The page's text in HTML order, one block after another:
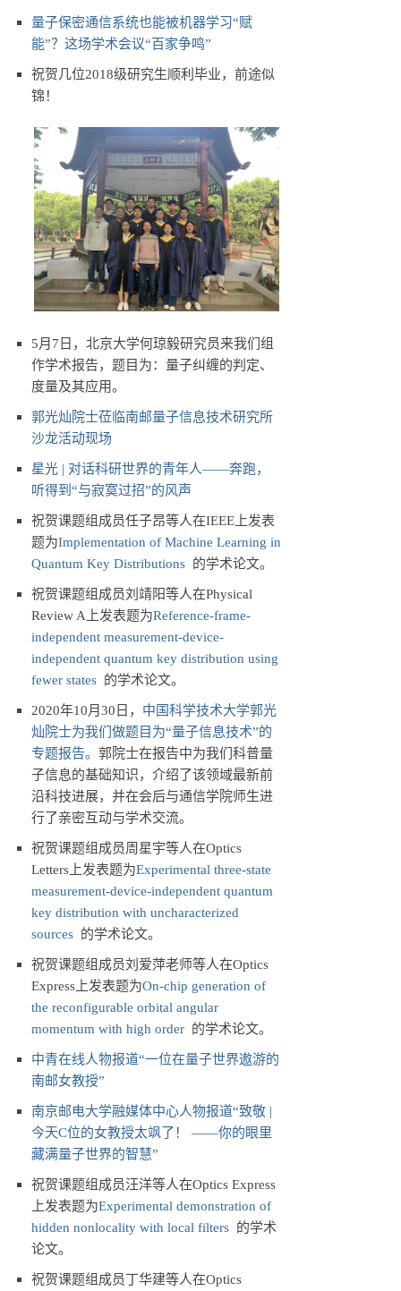
量子保密通信系统也能被机器学习“赋
能”？这场学术会议“百家争鸣”
祝贺几位2018级研究生顺利毕业，前途似
锦！
5月7日，北京大学何琼毅研究员来我们组
作学术报告，题目为：量子纠缠的判定、
度量及其应用。
郭光灿院士莅临南邮量子信息技术研究所
沙龙活动现场
星光 | 对话科研世界的青年人——奔跑，
听得到“与寂寞过招”的风声
祝贺课题组成员任子昂等人在IEEE上发表
题为Implementation of Machine Learning in
Quantum Key Distributions 的学术论文。
祝贺课题组成员刘靖阳等人在Physical
Review A上发表题为Reference-frame-
independent measurement-device-
independent quantum key distribution using
fewer states 的学术论文。
2020年10月30日， 中国科学技术大学郭光
灿院士为我们做题目为“量子信息技术”的
专题报告。 郭院士在报告中为我们科普量
子信息的基础知识，介绍了该领域最新前
沿科技进展，并在会后与通信学院师生进
行了亲密互动与学术交流。
祝贺课题组成员周星宇等人在Optics
Letters上发表题为Experimental three-state
measurement-device-independent quantum
key distribution with uncharacterized
sources 的学术论文。
祝贺课题组成员刘爱萍老师等人在Optics
Express上发表题为On-chip generation of
the reconfigurable orbital angular
momentum with high order 的学术论文。
中青在线人物报道“一位在量子世界遨游的
南邮女教授”
南京邮电大学融媒体中心人物报道“致敬 |
今天C位的女教授太飒了！ ——你的眼里
藏满量子世界的智慧”
祝贺课题组成员汪洋等人在Optics Express
上发表题为Experimental demonstration of
hidden nonlocality with local filters 的学术
论文。
祝贺课题组成员丁华建等人在Optics